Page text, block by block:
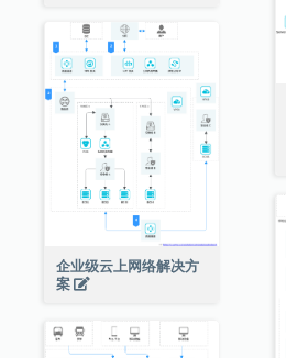
企业级云上网络解决方
案